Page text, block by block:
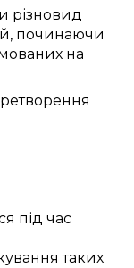
різновид
починаючи
на
під час
таких